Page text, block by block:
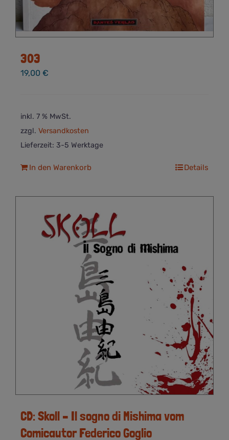
303
19,00 €
inkl. 7 % MwSt.
zzgl. Versandkosten
Lieferzeit: 3-5 Werktage
In den Warenkorb Details
CD: Skoll – Il sogno di Mishima vom
Comicautor Federico Goglio